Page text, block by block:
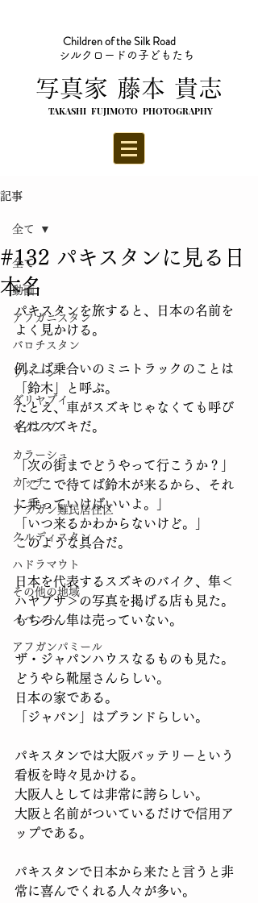
​写真家 藤本 貴志
TAKASHI FUJIMOTO PHOTOGRAPHY
Children of the Silk Road
シルクロードの子どもたち
記事
全て
動画
アフガニスタン
バロチスタン
ワハーン
ダリヤブイ
ヤグノブ
カラーシュ
カッチ
アフガン難民居住区
クルディスタン
ハドラマウト
その他の地域
イベント
アフガンパミール
全て
#132 パキスタンに見る日
本名
パキスタンを旅すると、日本の名前を
よく見かける。
例えば乗合いのミニトラックのことは
「鈴木」と呼ぶ。
たとえ、車がスズキじゃなくても呼び
名はスズキだ。
「次の街までどうやって行こうか？」
「ここで待てば鈴木が来るから、それ
に乗っていけばいいよ。」
「いつ来るかわからないけど。」
このような具合だ。
日本を代表するスズキのバイク、隼＜
ハヤブサ＞の写真を掲げる店も見た。
もちろん隼は売っていない。
ザ・ジャパンハウスなるものも見た。
どうやら靴屋さんらしい。
日本の家である。
「ジャパン」はブランドらしい。
パキスタンでは大阪バッテリーという
看板を時々見かける。
大阪人としては非常に誇らしい。
大阪と名前がついているだけで信用ア
ップである。
パキスタンで日本から来たと言うと非
常に喜んでくれる人々が多い。